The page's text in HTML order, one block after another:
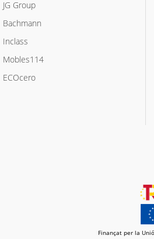
JG Group
Bachmann
Inclass
Mobles114
ECOcero
Finançat per la